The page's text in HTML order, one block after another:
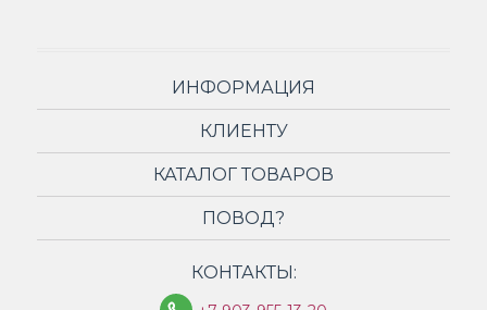
ИНФОРМАЦИЯ
КЛИЕНТУ
КАТАЛОГ ТОВАРОВ
ПОВОД?
КОНТАКТЫ: